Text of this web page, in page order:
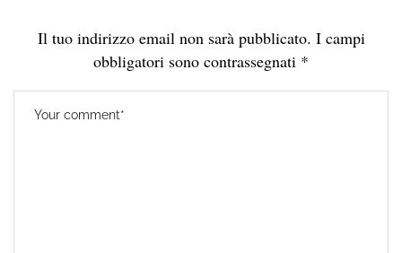
Il tuo indirizzo email non sarà pubblicato. I campi
obbligatori sono contrassegnati *